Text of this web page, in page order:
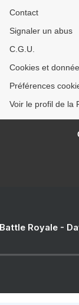
Contact
Signaler un abus
C.G.U.
Cookies et
Préférences
Voir le profil de la
Royale -